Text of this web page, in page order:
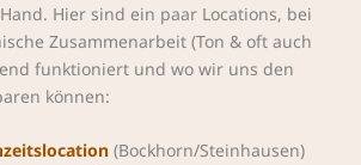
Hier sind ein paar Locations, bei
Zusammenarbeit (Ton & oft auch
funktioniert und wo wir uns den
können:
(Bockhorn/Steinhausen)